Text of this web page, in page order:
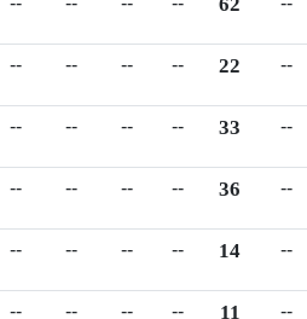
62
-- -- -- -- 22 --
-- -- -- -- 33 --
-- -- -- -- 36 --
-- -- -- -- 14 --
-- -- -- -- 11 --